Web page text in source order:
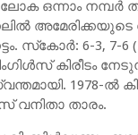
ലോക ഒന്നാം
സ്‌കോര്‍: 6-3, 7-
കിരീടം
1978-ല്‍
വനിതാ താരം.